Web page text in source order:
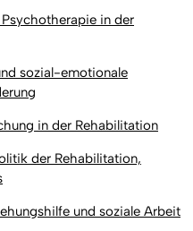
in der
sozial-emotionale
in der Rehabilitation
der Rehabilitation,
und soziale Arbeit